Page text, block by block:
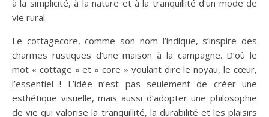
à la simplicité, à la nature et à la tranquillité d’un mode de
vie rural.
Le cottagecore, comme son nom l’indique, s’inspire des
charmes rustiques d’une maison à la campagne. D’où le
mot « cottage » et « core » voulant dire le noyau, le cœur,
l’essentiel ! L’idée n’est pas seulement de créer une
esthétique visuelle, mais aussi d’adopter une philosophie
de vie qui valorise la tranquillité, la durabilité et les plaisirs